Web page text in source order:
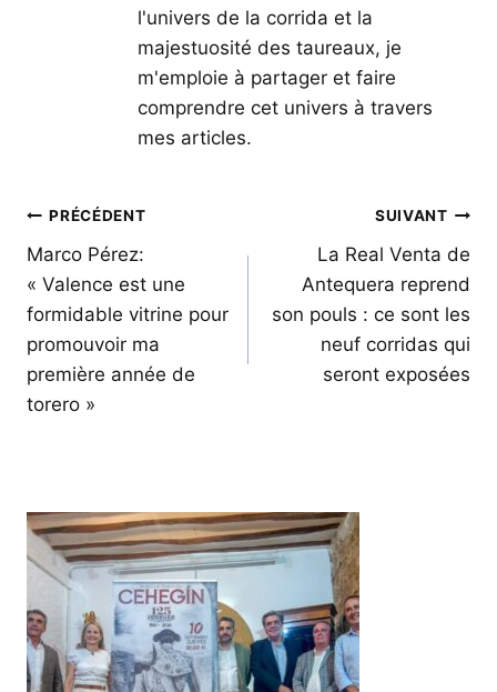
l'univers de la corrida et la
majestuosité des taureaux, je
m'emploie à partager et faire
comprendre cet univers à travers
mes articles.
Navigation
de
l’article
PRÉCÉDENT
Marco Pérez:
« Valence est une
formidable vitrine pour
promouvoir ma
première année de
torero »
SUIVANT
La Real Venta de
Antequera reprend
son pouls : ce sont les
neuf corridas qui
seront exposées